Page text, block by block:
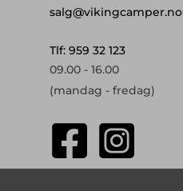
salg@vikingcamper.no
Tlf: 959 32 123
09.00 - 16.00
(mandag - fredag)